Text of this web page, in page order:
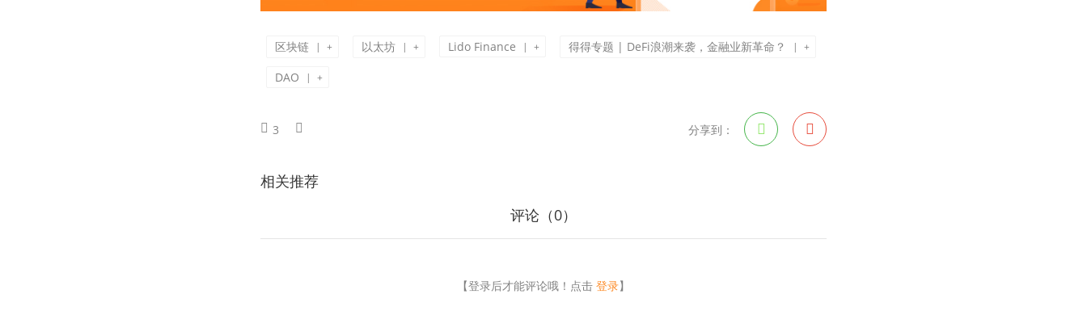
区块链 | + 以太坊 | + Lido Finance | + 得得专题 | DeFi浪潮来袭，金融业新革命？ | +
DAO | +
分享到：
3
相关推荐
评论（0）
【登录后才能评论哦！点击 登录】